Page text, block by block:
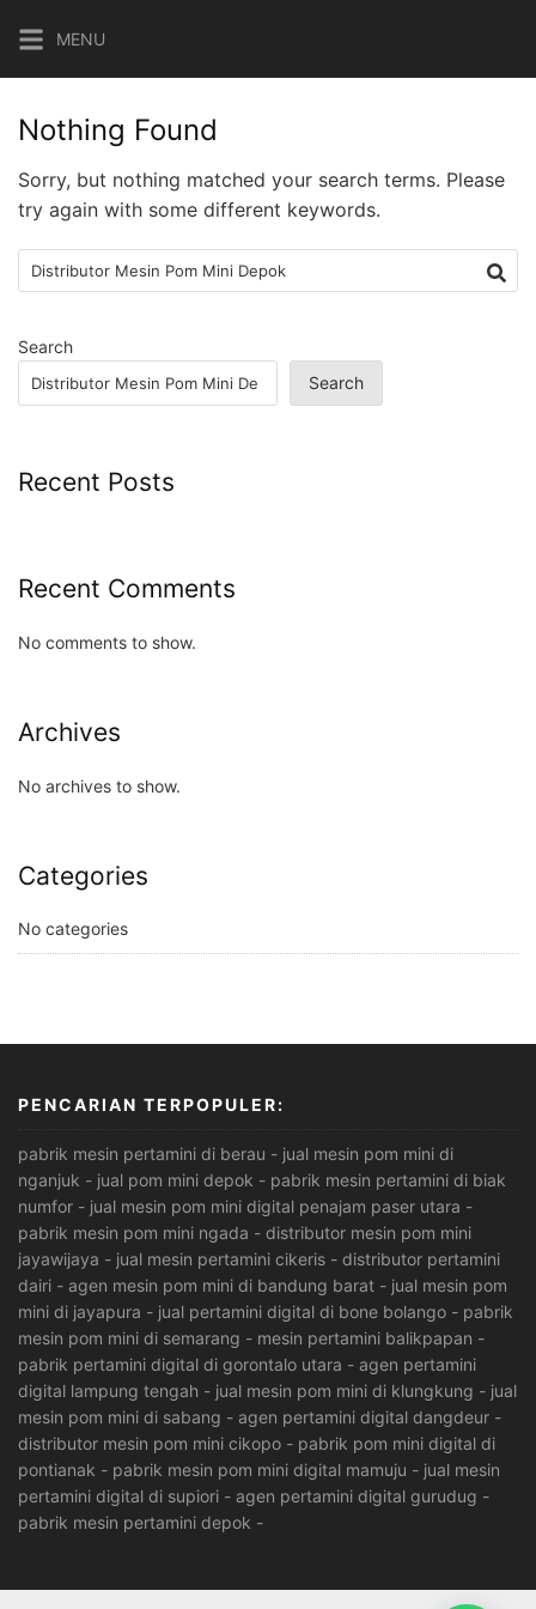
content
MENU
Nothing Found
Sorry, but nothing matched your search terms. Please
try again with some different keywords.
Search
for:
Search
Search
Recent Posts
Recent Comments
No comments to show.
Archives
No archives to show.
Categories
No categories
PENCARIAN TERPOPULER:
pabrik mesin pertamini di berau - jual mesin pom mini di
nganjuk - jual pom mini depok - pabrik mesin pertamini di biak
numfor - jual mesin pom mini digital penajam paser utara -
pabrik mesin pom mini ngada - distributor mesin pom mini
jayawijaya - jual mesin pertamini cikeris - distributor pertamini
dairi - agen mesin pom mini di bandung barat - jual mesin pom
mini di jayapura - jual pertamini digital di bone bolango - pabrik
mesin pom mini di semarang - mesin pertamini balikpapan -
pabrik pertamini digital di gorontalo utara - agen pertamini
digital lampung tengah - jual mesin pom mini di klungkung - jual
mesin pom mini di sabang - agen pertamini digital dangdeur -
distributor mesin pom mini cikopo - pabrik pom mini digital di
pontianak - pabrik mesin pom mini digital mamuju - jual mesin
pertamini digital di supiori - agen pertamini digital gurudug -
pabrik mesin pertamini depok -